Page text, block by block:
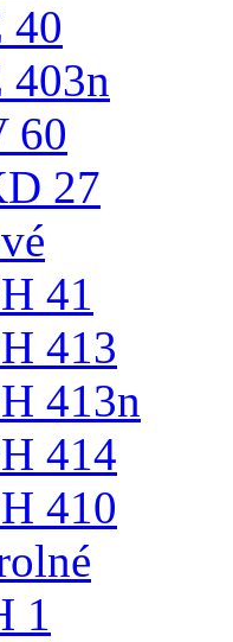
40
403n
60
27
41
413
413n
414
410
1